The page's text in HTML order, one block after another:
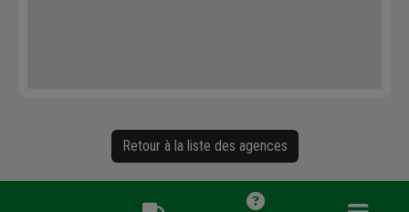
Retour à la liste des agences